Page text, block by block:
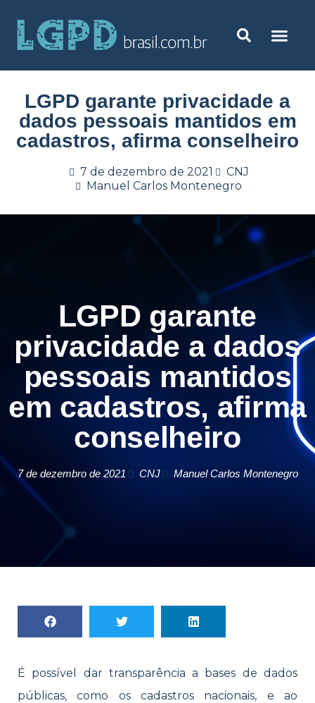
LGPD garante privacidade a
dados pessoais mantidos em
cadastros, afirma conselheiro
7 de dezembro de 2021
CNJ
Manuel Carlos Montenegro
LGPD garante
privacidade a dados
pessoais mantidos
em cadastros, afirma
conselheiro
7 de dezembro de 2021 CNJ Manuel Carlos Montenegro
É possível dar transparência a bases de dados
públicas, como os cadastros nacionais, e ao